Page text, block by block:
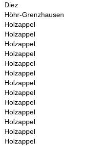
Diez
Höhr-Grenzhausen
Holzappel
Holzappel
Holzappel
Holzappel
Holzappel
Holzappel
Holzappel
Holzappel
Holzappel
Holzappel
Holzappel
Holzappel
Holzappel